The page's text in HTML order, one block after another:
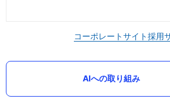
コーポレートサイト採用
AIへの取り組み